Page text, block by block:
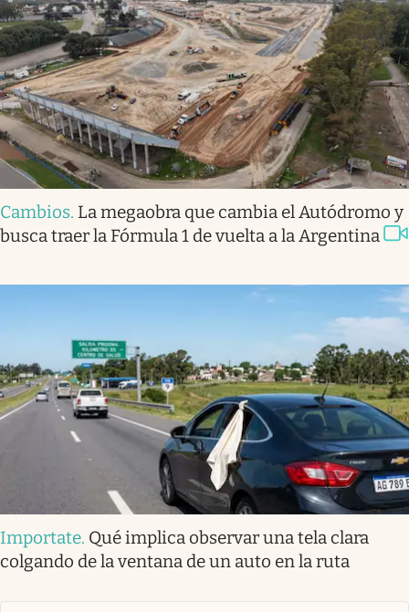
Cambios. La megaobra que cambia el Autódromo y
busca traer la Fórmula 1 de vuelta a la Argentina
Importate. Qué implica observar una tela clara
colgando de la ventana de un auto en la ruta